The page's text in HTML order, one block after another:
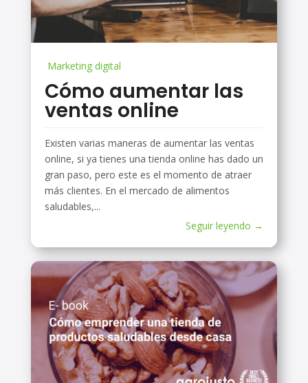
Marketing digital
Cómo aumentar las
ventas online
Existen varias maneras de aumentar las ventas
online, si ya tienes una tienda online has dado un
gran paso, pero este es el momento de atraer
más clientes. En el mercado de alimentos
saludables,...
Seguir leyendo →